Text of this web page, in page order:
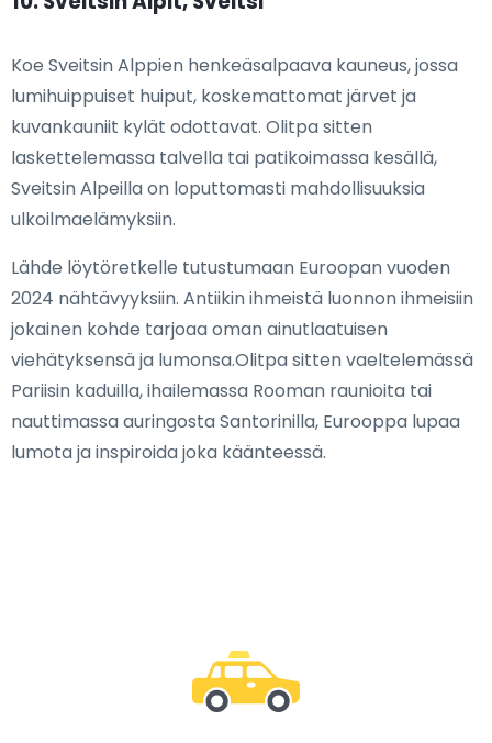
Koe Sveitsin Alppien henkeäsalpaava kauneus, jossa
lumihuippuiset huiput, koskemattomat järvet ja
kuvankauniit kylät odottavat. Olitpa sitten
laskettelemassa talvella tai patikoimassa kesällä,
Sveitsin Alpeilla on loputtomasti mahdollisuuksia
ulkoilmaelämyksiin.
Lähde löytöretkelle tutustumaan Euroopan vuoden
2024 nähtävyyksiin. Antiikin ihmeistä luonnon ihmeisiin
jokainen kohde tarjoaa oman ainutlaatuisen
viehätyksensä ja lumonsa.Olitpa sitten vaeltelemässä
Pariisin kaduilla, ihailemassa Rooman raunioita tai
nauttimassa auringosta Santorinilla, Eurooppa lupaa
lumota ja inspiroida joka käänteessä.